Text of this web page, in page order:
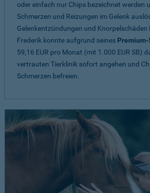
oder einfach nur Chips bezeichnet werden
Schmerzen und Reizungen im Gelenk
Gelenkentzündungen und
Frederik konnte aufgrund seines
59,16 EUR pro Monat (mit 1.000 EUR SB)
vertrauten Tierklinik sofort angehen und
Schmerzen befreien.